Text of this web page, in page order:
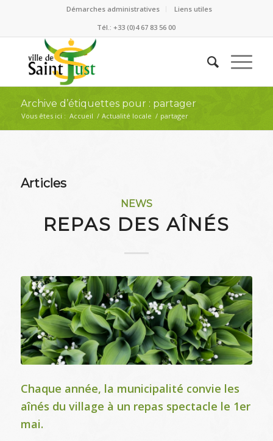
Démarches administratives
Liens utiles
Tél.: +33 (0)4 67 83 56 00
Archive d’étiquettes pour : partager
Vous êtes ici : Accueil / Actualité locale / partager
Articles
NEWS
REPAS DES AÎNÉS
Chaque année, la municipalité convie les
aînés du village à un repas spectacle le 1er
mai.